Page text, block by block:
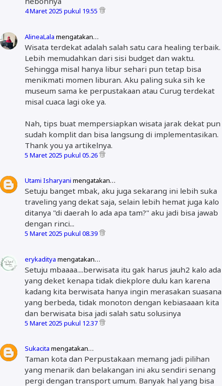
4 Maret 2025 pukul 19.55
AlineaLala mengatakan…
Wisata terdekat adalah salah satu cara healing terbaik.
Lebih memudahkan dari sisi budget dan waktu.
Sehingga misal hanya libur sehari pun tetap bisa
menikmati momen liburan. Aku paling suka sih ke
museum sama ke perpustakaan atau Curug terdekat
misal cuaca lagi oke ya.
Nah, tips buat mempersiapkan wisata jarak dekat pun
sudah komplit dan bisa langsung di implementasikan.
Thank you ya artikelnya.
5 Maret 2025 pukul 05.26
Utami Isharyani mengatakan…
Setuju banget mbak, aku juga sekarang ini lebih suka
traveling yang dekat saja, selain lebih hemat juga kalo
ditanya "di daerah lo ada apa tam?" aku jadi bisa jawab
dengan rinci...
5 Maret 2025 pukul 08.39
erykaditya mengatakan…
Setuju mbaaaa....berwisata itu gak harus jauh2 kalo ada
yang deket kenapa tidak diekplore dulu kan karena
kadang kita berwisata hanya ingin merasakan suasana
yang berbeda, tidak monoton dengan kebiasaaan kita
dan berwisata bisa jadi salah satu solusinya
5 Maret 2025 pukul 12.37
Sukacita mengatakan…
Taman kota dan Perpustakaan memang jadi pilihan
yang menarik dan belakangan ini aku sendiri senang
pergi dengan transport umum. Banyak hal yang bisa